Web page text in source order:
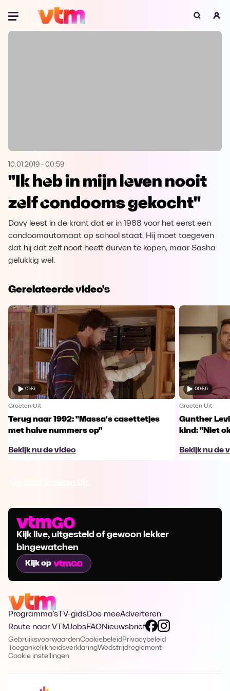
Oeps, browser niet ondersteund
Microsoft Edge Download
Opera Download
10.01.2019 - 00:59
"Ik heb in mijn leven nooit
zelf condooms gekocht"
Davy leest in de krant dat er in 1988 voor het eerst een
condoomautomaat op school staat. Hij moet toegeven
dat hij dat zelf nooit heeft durven te kopen, maar Sasha
gelukkig wel.
Gerelateerde video's
01:51
Groeten Uit
Terug naar 1992: "Massa's casettetjes
met halve nummers op"
Bekijk nu de video
00:56
Groeten Uit
Gunther
kind: "Niet
Bekijk nu de
Kijk live, uitgesteld of gewoon lekker
bingewatchen
Kijk op
Programma's TV-gidsDoe meeAdverteren
Route naar VTMJobsFAQNieuwsbrief
GebruiksvoorwaardenCookiebeleid Privacybeleid
ToegankelijkheidsverklaringWedstrijdreglement
Cookie instellingen